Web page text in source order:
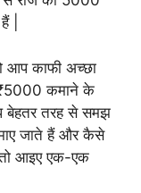
|
आप काफी अच्छा
कमाने के
बेहतर तरह से समझ
जाते हैं और कैसे
तो आइए एक-एक